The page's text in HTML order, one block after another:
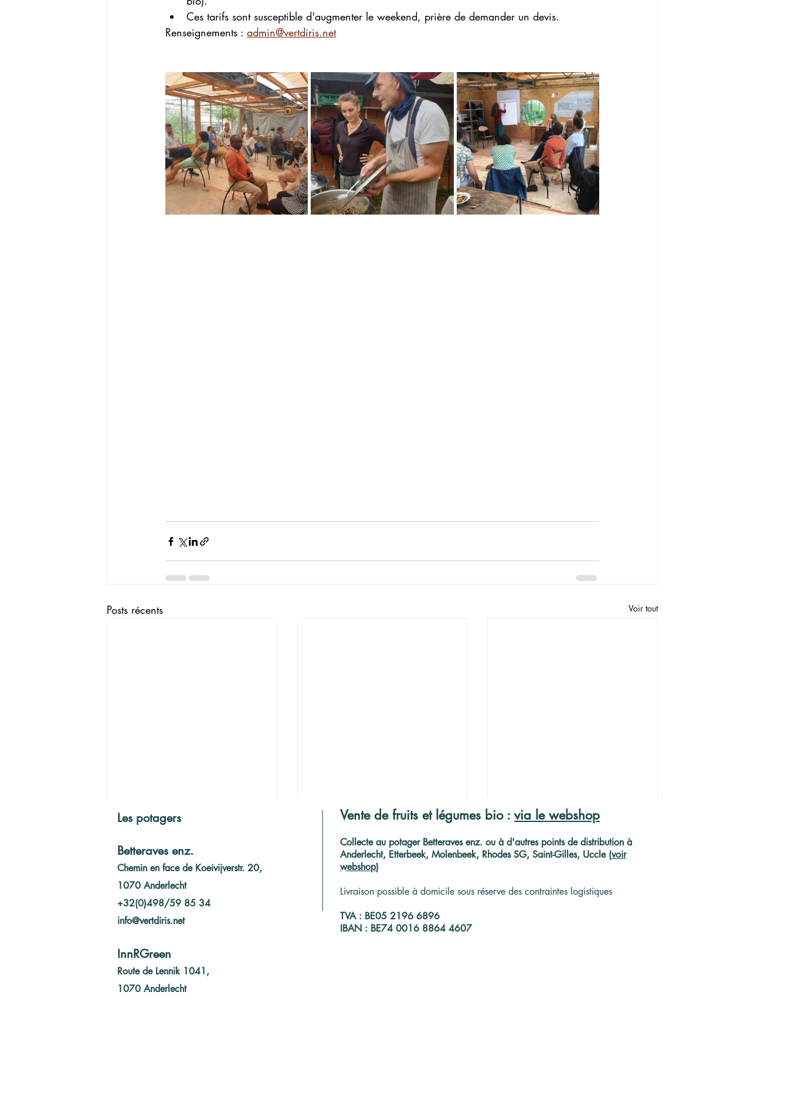
Ces tarifs sont susceptible d'augmenter le weekend, prière de demander un devis.
Renseignements : admin@vertdiris.net
Posts récents Voir tout
L'année 2023 en bref
Collectez vos produits près
de chez vous, dans un hub
Les potagers
Betteraves enz.
Chemin en face de Koeivijverstr. 20,
1070 Anderlecht
+32(0)498/59 85 34
info@vertdiris.net
InnRGreen
Route de Lennik 1041,
1070 Anderlecht
Vente de fruits et légumes bio : via le webshop
Collecte au potager Betteraves enz. ou à d'autres points de distribution à
Anderlecht, Etterbeek, Molenbeek, Rhodes SG, Saint-Gilles, Uccle (voir
webshop)
Livraison possible à domicile sous réserve des contraintes logistiques
TVA : BE05 2196 6896
IBAN : BE74 0016 8864 4607